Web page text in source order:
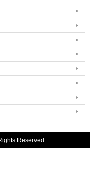
Reserved.